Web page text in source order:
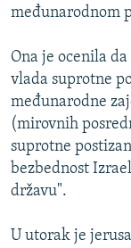
DNEVNO@RSE
VIŠE OD NASLOVA
GENOCID U
POPLAVE I KLIZIŠTA
TV LIBERTY
MOJA EVROPA
PRATITE NAS
Sve RFE/RL
međunarodnom
Ona je ocenila
vlada suprotne
međunarodne
(mirovnih
suprotne
bezbednost
državu".
U utorak je